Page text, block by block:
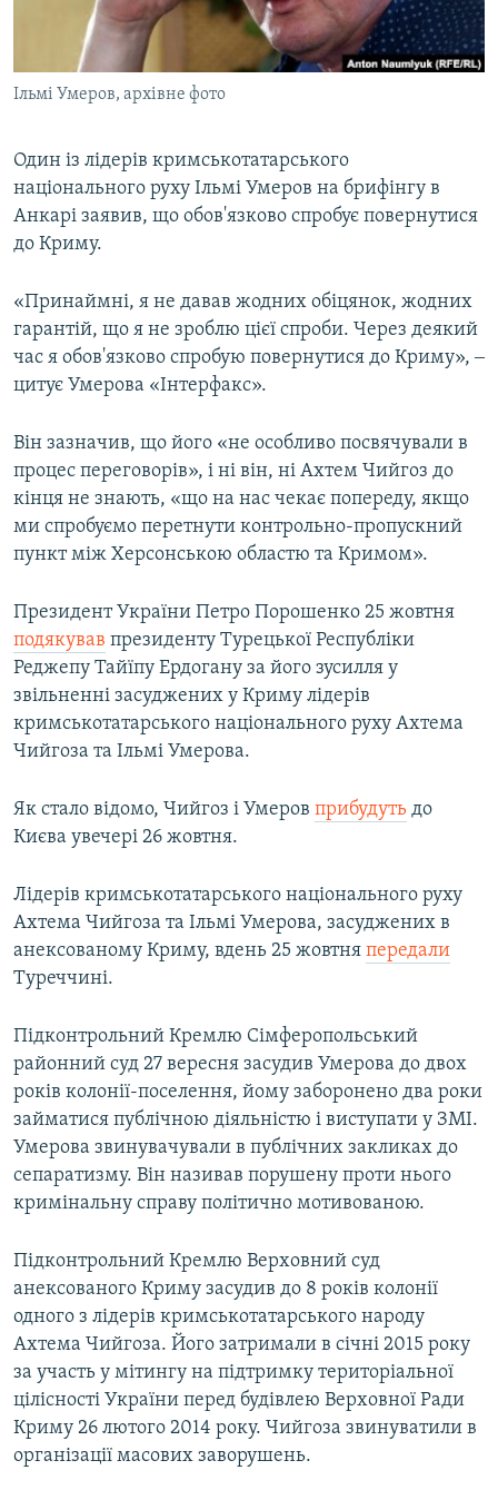
ВІДЕОУРОКИ «ELIFBE»
СВІДЧЕННЯ ОКУПАЦІЇ
УКРАЇНСЬКА ПРОБЛЕМА КРИМУ
Русский
Qırımtatar
Усі сайти RFE/RL
Ільмі Умеров, архівне фото
Один із лідерів кримськотатарського
національного руху Ільмі Умеров на брифінгу в
Анкарі заявив, що обов'язково спробує повернутися
до Криму.
«Принаймні, я не давав жодних обіцянок, жодних
гарантій, що я не зроблю цієї спроби. Через деякий
час я обов'язково спробую повернутися до Криму», ‒
цитує Умерова «Інтерфакс».
Він зазначив, що його «не особливо посвячували в
процес переговорів», і ні він, ні Ахтем Чийгоз до
кінця не знають, «що на нас чекає попереду, якщо
ми спробуємо перетнути контрольно-пропускний
пункт між Херсонською областю та Кримом».
Президент України Петро Порошенко 25 жовтня
подякував президенту Турецької Республіки
Реджепу Тайїпу Ердогану за його зусилля у
звільненні засуджених у Криму лідерів
кримськотатарського національного руху Ахтема
Чийгоза та Ільмі Умерова.
Як стало відомо, Чийгоз і Умеров прибудуть до
Києва увечері 26 жовтня.
Лідерів кримськотатарського національного руху
Ахтема Чийгоза та Ільмі Умерова, засуджених в
анексованому Криму, вдень 25 жовтня передали
Туреччині.
Підконтрольний Кремлю Сімферопольський
районний суд 27 вересня засудив Умерова до двох
років колонії-поселення, йому заборонено два роки
займатися публічною діяльністю і виступати у ЗМІ.
Умерова звинувачували в публічних закликах до
сепаратизму. Він називав порушену проти нього
кримінальну справу політично мотивованою.
Підконтрольний Кремлю Верховний суд
анексованого Криму засудив до 8 років колонії
одного з лідерів кримськотатарського народу
Ахтема Чийгоза. Його затримали в січні 2015 року
за участь у мітингу на підтримку територіальної
цілісності України перед будівлею Верховної Ради
Криму 26 лютого 2014 року. Чийгоза звинуватили в
організації масових заворушень.